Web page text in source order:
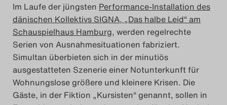
Im Laufe der jüngsten Performance-Installation des
dänischen Kollektivs SIGNA, „Das halbe Leid“ am
Schauspielhaus Hamburg, werden regelrechte
Serien von Ausnahmesituationen fabriziert.
Simultan überbieten sich in der minutiös
ausgestatteten Szenerie einer Notunterkunft für
Wohnungslose größere und kleinere Krisen. Die
Gäste, in der Fiktion „Kursisten“ genannt, sollen in